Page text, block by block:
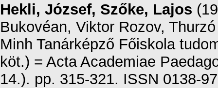
Hekli, József, Szőke, Lajos
Bukovéan, Viktor Rozov,
Minh Tanárképző Főiskola
köt.) = Acta Academiae
14.). pp. 315-321. ISSN 0138-